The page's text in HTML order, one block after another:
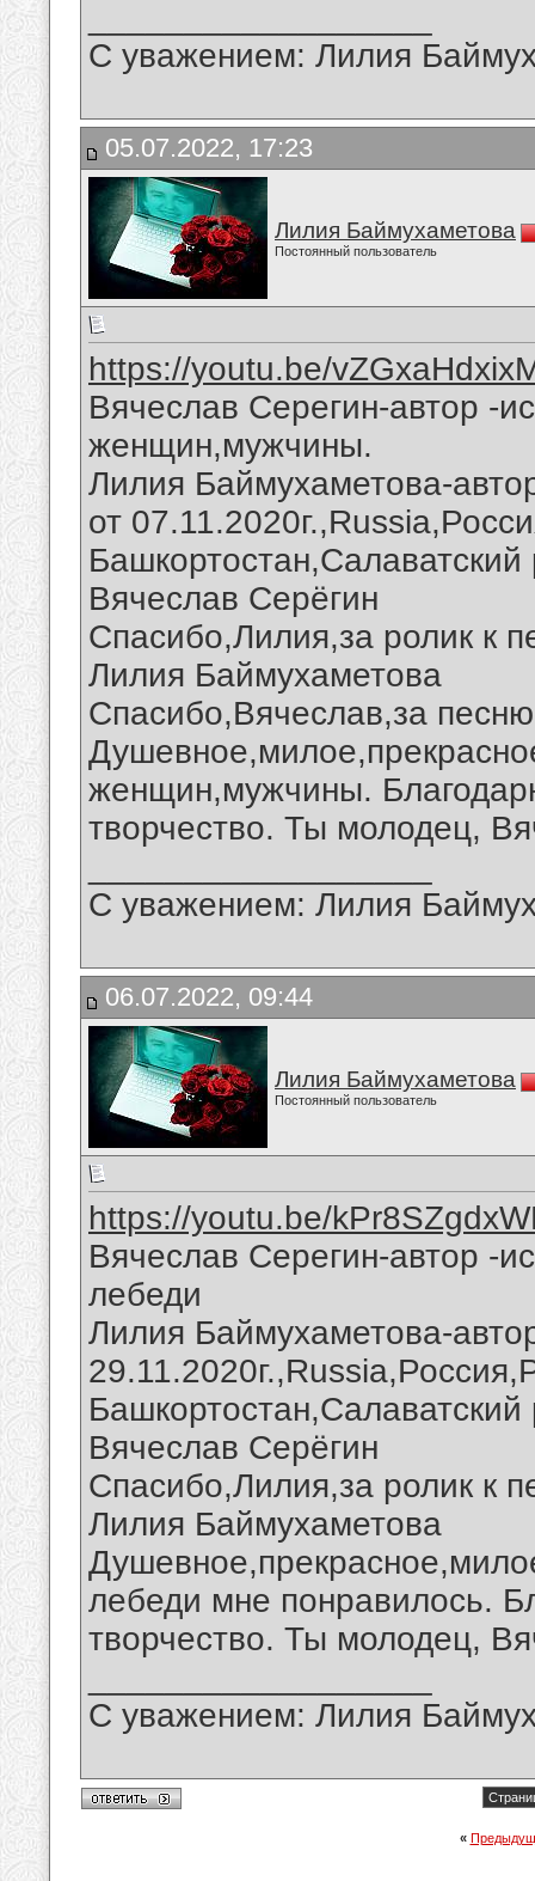
С уважением: Лилия
05.07.2022, 17:23
Лилия Баймухаметова
Постоянный пользователь
https://youtu.be/
Вячеслав Серегин-автор -
женщин,мужчины.
Лилия Баймухаметова-
от
Вячеслав Серёгин
Спасибо,Лилия,за ролик к
Лилия Баймухаметова
Спасибо,Вячеслав,за
женщин,мужчины.
творчество. Ты молодец,
С уважением: Лилия
06.07.2022, 09:44
Лилия Баймухаметова
Постоянный пользователь
https://youtu.be/
Вячеслав Серегин-автор -
лебеди
Лилия Баймухаметова-
Вячеслав Серёгин
Спасибо,Лилия,за ролик к
Лилия Баймухаметова
лебеди мне понравилось.
творчество. Ты молодец,
С уважением: Лилия
«